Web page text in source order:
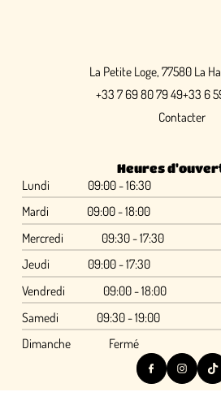
La Petite Loge, 77580 La
+33 7 69 80 79 49+33 6
Contacter
Heures
Lundi
09:00 - 16:30
Mardi
09:00 - 18:00
Mercredi
09:30 - 17:30
Jeudi
09:00 - 17:30
Vendredi
09:00 - 18:00
Samedi
09:30 - 19:00
Dimanche
Fermé